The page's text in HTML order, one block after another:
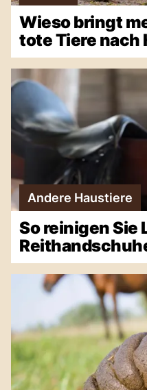
Wieso bringt
tote Tiere nach
Andere Haustiere
So reinigen Sie